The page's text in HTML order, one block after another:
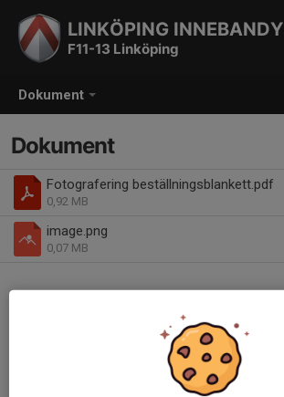
Dokument
LINKÖPING INNEBANDY
F11-13 Linköping
Dokument
Fotografering beställningsblankett.pdf
0,92 MB
image.png
0,07 MB